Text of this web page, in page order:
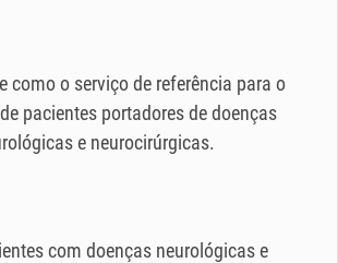
como o serviço de referência para o
pacientes portadores de doenças
e neurocirúrgicas.
com doenças neurológicas e